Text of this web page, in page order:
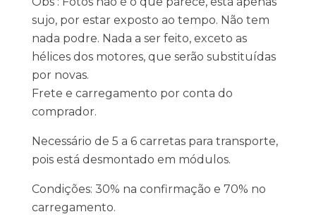
sujo, por estar exposto ao tempo. Não tem
nada podre. Nada a ser feito, exceto as
hélices dos motores, que serão substituídas
por novas.
Frete e carregamento por conta do
comprador.
Necessário de 5 a 6 carretas para transporte,
pois está desmontado em módulos.
Condições: 30% na confirmação e 70% no
carregamento.